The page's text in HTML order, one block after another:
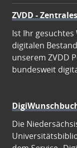
ZVDD -
Ist Ihr
digitalen
unserem ZVDD
bundesweit
Die